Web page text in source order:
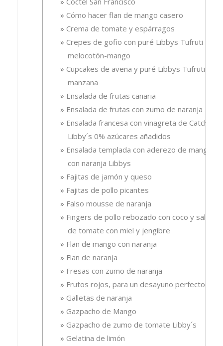
Cómo hacer flan de mango casero
Crema de tomate y espárragos
Crepes de gofio con puré Libbys Tufruti
melocotón-mango
Cupcakes de avena y puré Libbys Tufruti de
manzana
Ensalada de frutas canaria
Ensalada de frutas con zumo de naranja
Ensalada francesa con vinagreta de Catchup
Libby´s 0% azúcares añadidos
Ensalada templada con aderezo de mango
con naranja Libbys
Fajitas de jamón y queso
Fajitas de pollo picantes
Falso mousse de naranja
Fingers de pollo rebozado con coco y salsa
de tomate con miel y jengibre
Flan de mango con naranja
Flan de naranja
Fresas con zumo de naranja
Frutos rojos, para un desayuno perfecto
Galletas de naranja
Gazpacho de Mango
Gazpacho de zumo de tomate Libby´s
Gelatina de limón